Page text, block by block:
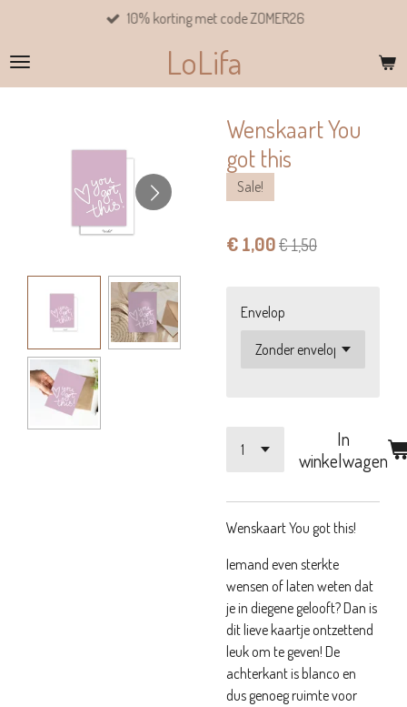
naar
de
LoLifa
10% korting met code ZOMER26
Wenskaart You
got this
Sale!
€ 1,00€ 1,50
Envelop
In
winkelwagen
Wenskaart You got this!
Iemand even sterkte
wensen of laten weten dat
je in diegene gelooft? Dan is
dit lieve kaartje ontzettend
leuk om te geven! De
achterkant is blanco en
dus genoeg ruimte voor